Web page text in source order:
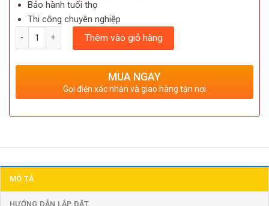
Bảo hành tuổi thọ
Thi công chuyên nghiệp
Số lượng
Thêm vào giỏ hàng
MUA NGAY
Gọi điện xác nhận và giao hàng tận nơi
MÔ TẢ
HƯỚNG DẪN LẮP ĐẶT